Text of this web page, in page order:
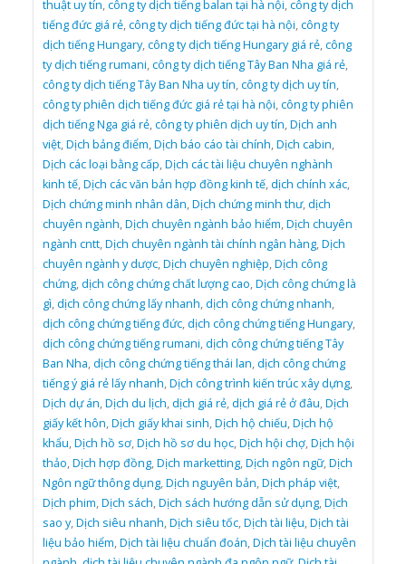
thuật uy tín,công ty dịch tiếng balan tại hà nội,công ty dịch
tiếng đức giá rẻ,công ty dịch tiếng đức tại hà nội,công ty
dịch tiếng Hungary,công ty dịch tiếng Hungary giá rẻ,công
ty dịch tiếng rumani,công ty dịch tiếng Tây Ban Nha giá rẻ,
công ty dịch tiếng Tây Ban Nha uy tín,công ty dịch uy tín,
công ty phiên dịch tiếng đức giá rẻ tại hà nội,công ty phiên
dịch tiếng Nga giá rẻ,công ty phiên dịch uy tín,Dịch anh
việt,Dịch bảng điểm,Dịch báo cáo tài chính,Dịch cabin,
Dịch các loại bằng cấp,Dịch các tài liệu chuyên nghành
kinh tế,Dịch các văn bản hợp đồng kinh tế,dịch chính xác,
Dịch chứng minh nhân dân,Dịch chứng minh thư,dịch
chuyên ngành,Dịch chuyên ngành bảo hiểm,Dịch chuyên
ngành cntt,Dịch chuyên ngành tài chính ngân hàng,Dịch
chuyên ngành y dược,Dịch chuyên nghiệp,Dịch công
chứng,dịch công chứng chất lượng cao,Dịch công chứng là
gì,dịch công chứng lấy nhanh,dịch công chứng nhanh,
dịch công chứng tiếng đức,dịch công chứng tiếng Hungary,
dịch công chứng tiếng rumani,dịch công chứng tiếng Tây
Ban Nha,dịch công chứng tiếng thái lan,dịch công chứng
tiếng ý giá rẻ lấy nhanh,Dịch công trình kiến trúc xây dựng,
Dịch dự án,Dịch du lịch,dịch giá rẻ,dịch giá rẻ ở đâu,Dịch
giấy kết hôn,Dịch giấy khai sinh,Dịch hộ chiếu,Dịch hộ
khẩu,Dịch hồ sơ,Dịch hồ sơ du học,Dịch hội chợ,Dịch hội
thảo,Dịch hợp đồng,Dịch marketting,Dịch ngôn ngữ,Dịch
Ngôn ngữ thông dụng,Dịch nguyên bản,Dịch pháp việt,
Dịch phim,Dịch sách,Dịch sách hướng dẫn sử dụng,Dịch
sao y,Dịch siêu nhanh,Dịch siêu tốc,Dịch tài liệu,Dịch tài
liệu bảo hiểm,Dịch tài liệu chuẩn đoán,Dịch tài liệu chuyên